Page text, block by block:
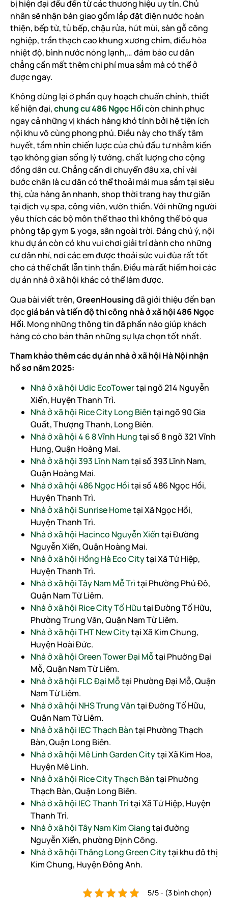
bị hiện đại đều đến từ các thương hiệu uy tín. Chủ
nhân sẽ nhận bàn giao gồm lắp đặt điện nước hoàn
thiện, bếp từ, tủ bếp, chậu rửa, hút mùi, sàn gỗ công
nghiệp, trần thạch cao khung xương chìm, điều hòa
nhiệt độ, bình nước nóng lạnh,… đảm bảo cư dân
chẳng cần mất thêm chi phí mua sắm mà có thể ở
được ngay.
Không dừng lại ở phần quy hoạch chuẩn chỉnh, thiết
kế hiện đại,chung cư 486 Ngọc Hồicòn chinh phục
ngay cả những vị khách hàng khó tính bởi hệ tiện ích
nội khu vô cùng phong phú. Điều này cho thấy tâm
huyết, tầm nhìn chiến lược của chủ đầu tư nhằm kiến
tạo không gian sống lý tưởng, chất lượng cho cộng
đồng dân cư. Chẳng cần di chuyển đâu xa, chỉ vài
bước chân là cư dân có thể thoải mái mua sắm tại siêu
thị, cửa hàng ăn nhanh, shop thời trang hay thư giãn
tại dịch vụ spa, công viên, vườn thiền. Với những người
yêu thích các bộ môn thể thao thì không thể bỏ qua
phòng tập gym & yoga, sân ngoài trời. Đáng chú ý, nội
khu dự án còn có khu vui chơi giải trí dành cho những
cư dân nhí, nơi các em được thoải sức vui đùa rất tốt
cho cả thể chất lẫn tinh thần. Điều mà rất hiếm hoi các
dự án nhà ở xã hội khác có thể làm được.
Qua bài viết trên,GreenHousingđã giới thiệu đến bạn
đọcgiá bán và tiến độ thi công nhà ở xã hội 486 Ngọc
Hồi. Mong những thông tin đã phần nào giúp khách
hàng có cho bản thân những sự lựa chọn tốt nhất.
Tham khảo thêm các dự án nhà ở xã hội Hà Nội nhận
hồ sơ năm 2025:
Nhà ở xã hội Udic EcoTowertại ngõ 214 Nguyễn
Xiển, Huyện Thanh Trì.
Nhà ở xã hội Rice City Long Biêntại ngõ 90 Gia
Quất, Thượng Thanh, Long Biên.
Nhà ở xã hội 4 6 8 Vĩnh Hưngtại số 8 ngõ 321 Vĩnh
Hưng, Quận Hoàng Mai.
Nhà ở xã hội 393 Lĩnh Namtại số 393 Lĩnh Nam,
Quận Hoàng Mai.
Nhà ở xã hội 486 Ngọc Hồitại số 486 Ngọc Hồi,
Huyện Thanh Trì.
Nhà ở xã hội Sunrise Hometại Xã Ngọc Hồi,
Huyện Thanh Trì.
Nhà ở xã hội Hacinco Nguyễn Xiểntại Đường
Nguyễn Xiển, Quận Hoàng Mai.
Nhà ở xã hội Hồng Hà Eco Citytại Xã Tứ Hiệp,
Huyện Thanh Trì.
Nhà ở xã hội Tây Nam Mễ Trìtại Phường Phú Đô,
Quận Nam Từ Liêm.
Nhà ở xã hội Rice City Tố Hữutại Đường Tố Hữu,
Phường Trung Văn, Quận Nam Từ Liêm.
Nhà ở xã hội THT New Citytại Xã Kim Chung,
Huyện Hoài Đức.
Nhà ở xã hội Green Tower Đại Mỗtại Phường Đại
Mỗ, Quận Nam Từ Liêm.
Nhà ở xã hội FLC Đại Mỗtại Phường Đại Mỗ, Quận
Nam Từ Liêm.
Nhà ở xã hội NHS Trung Văntại Đường Tố Hữu,
Quận Nam Từ Liêm.
Nhà ở xã hội IEC Thạch Bàntại Phường Thạch
Bàn, Quận Long Biên.
Nhà ở xã hội Mê Linh Garden Citytại Xã Kim Hoa,
Huyện Mê Linh.
Nhà ở xã hội Rice City Thạch Bàntại Phường
Thạch Bàn, Quận Long Biên.
Nhà ở xã hội IEC Thanh Trìtại Xã Tứ Hiệp, Huyện
Thanh Trì.
Nhà ở xã hội Tây Nam Kim Giangtại đường
Nguyễn Xiển, phường Định Công.
Nhà ở xã hội Thăng Long Green Citytại khu đô thị
Kim Chung, Huyện Đông Anh.
5/5 - (3 bình chọn)